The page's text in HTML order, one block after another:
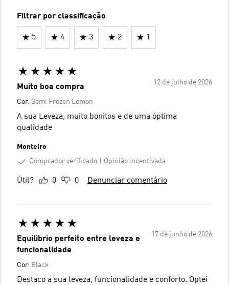
Filtrar por classificação
5 4 3 2 1
12 de julho de 2026
Muito boa compra
Cor: Semi Frozen Lemon
A sua Leveza, muito bonitos e de uma óptima
qualidade
Monteiro
Comprador verificado
Opinião incentivada
Útil? 0 0 Denunciar comentário
17 de junho de 2026
Equilibrio perfeito entre leveza e
funcionalidade
Cor: Black
Destaco a sua leveza, funcionalidade e conforto. Optei